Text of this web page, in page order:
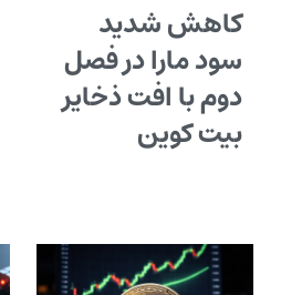
کاهش شدید
سود مارا در فصل
دوم با افت ذخایر
بیت کوین